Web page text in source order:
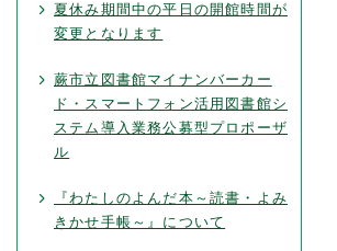
夏休み期間中の平日の開館時間が
変更となります
蕨市立図書館マイナンバーカー
ド・スマートフォン活用図書館シ
ステム導入業務公募型プロポーザ
ル
『わたしのよんだ本～読書・よみ
きかせ手帳～』について